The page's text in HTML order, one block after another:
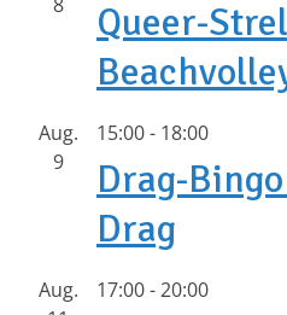
8
Queer-
Aug.
9
15:00- 18:00
Drag-
Drag
Aug.
17:00-20:00